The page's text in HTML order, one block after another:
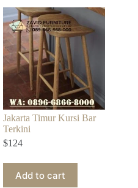
Jakarta Timur Kursi Bar
Terkini
$124
Add to cart